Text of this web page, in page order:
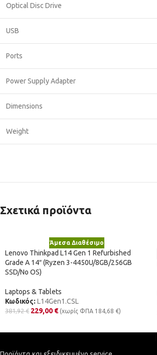
Optical Disc Drive
USB
Ports
Power Supply Adapter
Dimensions
Weight
Σχετικά προϊόντα
Άμεσα Διαθέσιμο
Lenovo Thinkpad L14 Gen 1 Refurbished
Grade A 14″ (Ryzen 3-4450U/8GB/256GB
SSD/No OS)
Laptops & Tablets
Κωδικός: L14Gen1.CSL
381,92€ 229,00 € (χωρίς ΦΠΑ 184,68 €)